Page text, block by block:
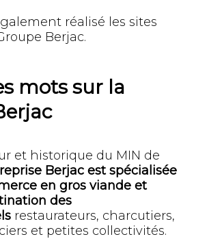
réalisé les sites
Berjac.
mots sur la
et historique du MIN de
Berjac est spécialisée
en gros viande et
des
restaurateurs, charcutiers,
et petites collectivités.